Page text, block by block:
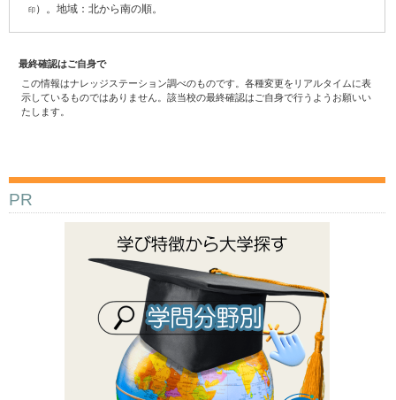
印 ）。地域：北から南の順。
最終確認はご自身で
この情報はナレッジステーション調べのものです。各種変更をリアルタイムに表
示しているものではありません。該当校の最終確認はご自身で行うようお願いい
たします。
PR